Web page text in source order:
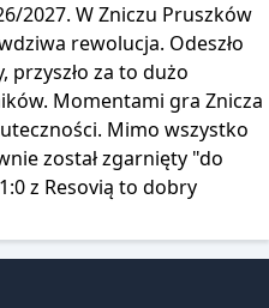
2027. W Zniczu Pruszków
rewolucja. Odeszło
przyszło za to dużo
Momentami gra Znicza
Mimo wszystko
został zgarnięty "do
z Resovią to dobry